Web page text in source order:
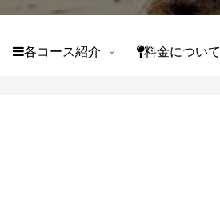
各コース紹介 料金について